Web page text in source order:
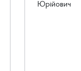
Юрійович